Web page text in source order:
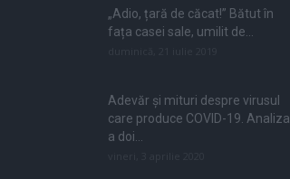
„Adio, țară de căcat!” Bătut în
fața casei sale, umilit de...
Adevăr și mituri despre virusul
care produce COVID-19. Analiza
a doi...